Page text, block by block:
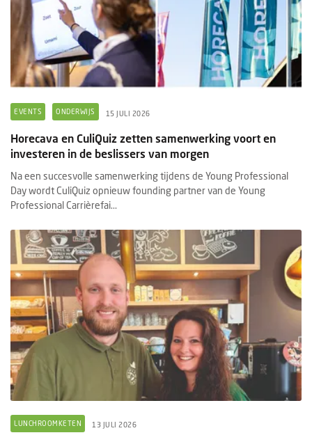
EVENTS ONDERWIJS 15 JULI 2026
Horecava en CuliQuiz zetten samenwerking voort en
investeren in de beslissers van morgen
Na een succesvolle samenwerking tijdens de Young Professional
Day wordt CuliQuiz opnieuw founding partner van de Young
Professional Carrièrefai...
LUNCHROOMKETEN 13 JULI 2026